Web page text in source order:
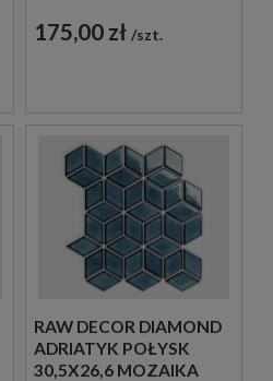
MOZAIKA SZKLANA W
ZIELONYM ODCIENIU
175,00 zł szt.
RAW DECOR DIAMOND
ADRIATYK POŁYSK
30,5X26,6 MOZAIKA